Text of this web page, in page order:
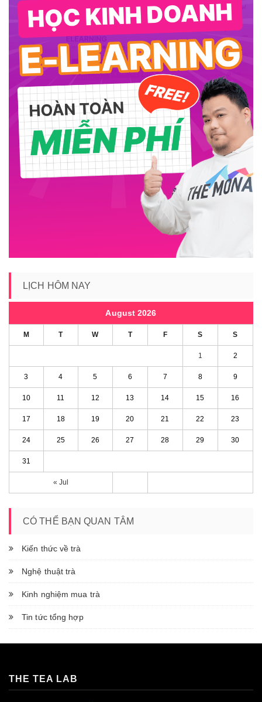
LỊCH HÔM NAY
August 2026
M T W T F S S
« Jul
1 2
3 4 5 6 7 8 9
10 11 12 13 14 15 16
17 18 19 20 21 22 23
24 25 26 27 28 29 30
31
CÓ THỂ BẠN QUAN TÂM
Kiến thức về trà
Nghệ thuật trà
Kinh nghiệm mua trà
Tin tức tổng hợp
THE TEA LAB